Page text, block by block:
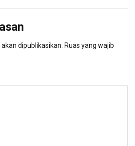
dipublikasikan. Ruas yang wajib